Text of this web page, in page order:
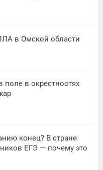
в Омской области
в окрестностях
конец? В стране
ЕГЭ — почему это